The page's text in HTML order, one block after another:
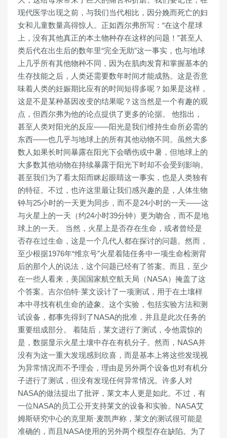
现代医学出现之前，与我们当代相比，因分娩而死亡的妇
女和儿童数量高得惊人。正如西尔弗所写：“在这个星球
上，没有其他真正的本土物种存在这样的问题！”甚至人
类后代在出生后的数年里“完全无助”这一事实，也与地球
上几乎所有其他物种不同，因为在肌肉发育和掌握基本的
生存技能之后，人类还需要数年时间才能成熟。这是否意
味着人类的妊娠期比应有的时间短得多呢？如果是这样，
这是不是某种基因改变的结果呢？这当然是一个有趣的观
点，但西尔弗为他的论点提供了更多的论据。 他指出，
甚至人类对阳光的反应——阳光是我们维持生命所必需的
东西——也几乎与地球上的所有其他动物不同。虽然大多
数人如果长时间暴露在阳光下会晒伤或中暑，但地球上的
大多数其他动物在持续暴露于阳光下时却不会受到影响。
甚至我们为了看太阳而眯起眼睛这一事实，也是人类独有
的特征。不过，也许这里最让我们感兴趣的是，人体生物
钟与25小时的一天更为同步，而不是24小时的一天——这
与火星上的一天（约24小时39分钟）更为吻合，而不是地
球上的一天。 当然，火星上是否存在生命，或者曾经是
否存在过生命，这是一个几代人都在探讨的问题。然而，
至少根据1976年“维京号”火星着陆任务中一项生命检测背
后的那个人的说法，这个问题已经有了答案。而且，至少
在一些人看来，美国国家航空航天局（NASA）掩盖了这
个答案。吉尔伯特·莱文设计了一项测试，用于在土壤样
本中寻找有机生命的迹象。这个实验，包括实验方法和测
试设备，都事先得到了NASA的批准，并且是此次任务的
重要组成部分。 着陆后，莱文进行了测试，令他震惊的
是，数据显示火星土壤中存在有机分子。然而，NASA并
没有为这一重大发现感到欣喜，而是基本上将这些发现视
为异常情况而不予理会，理由是另外两个设备也对有机分
子进行了测试，但没有发现任何异常情况。许多人对
NASA的做法提出了批评，莱文本人更是如此。不过，有
一位NASA的员工公开支持莱文的设备和实验。NASA艾
姆斯研究中心的克里斯·麦凯声称，莱文的测试很可能是
准确的，而且NASA使用的另外两个模型存在缺陷。为了